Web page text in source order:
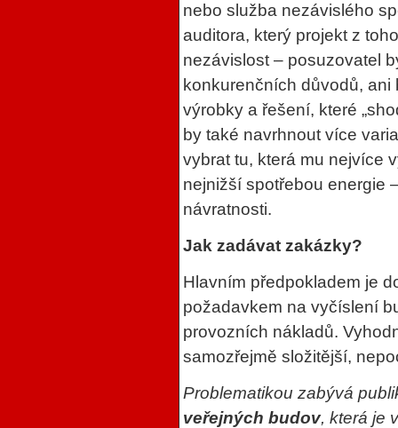
nebo služba nezávislého
auditora, který projekt z
nezávislost – posuzovatel
konkurenčních důvodů,
výrobky a řešení, které
by také navrhnout více
vybrat tu, která mu nejvíce
nejnižší spotřebou energie
návratnosti.
Jak zadávat zakázky?
Hlavním předpokladem je
požadavkem na vyčíslení
provozních nákladů.
samozřejmě složitější,
Problematikou zabývá
veřejných budov, která je